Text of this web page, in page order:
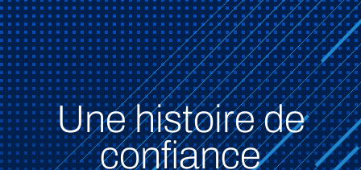
Une histoire de
confiance